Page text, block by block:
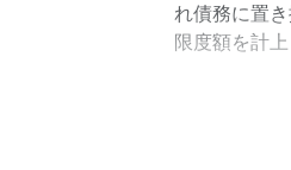
れ債務に置
限度額を計